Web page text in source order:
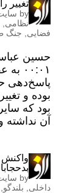
تغییر
by
نظامی
فضایی
جنگ
پاسخ‌دهی
بوده و
بود که
آن
واکنش
by
داخلی
بلندگو